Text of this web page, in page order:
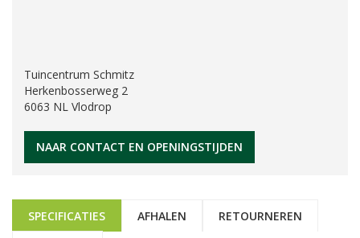
Tuincentrum Schmitz
Herkenbosserweg 2
6063 NL Vlodrop
NAAR CONTACT EN OPENINGSTIJDEN
SPECIFICATIES AFHALEN RETOURNEREN